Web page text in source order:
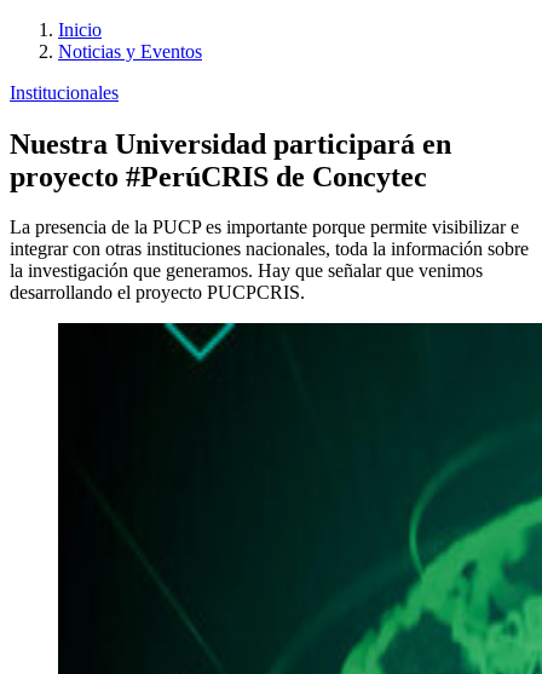
Inicio
Noticias y Eventos
Institucionales
Nuestra Universidad participará en
proyecto #PerúCRIS de Concytec
La presencia de la PUCP es importante porque permite visibilizar e
integrar con otras instituciones nacionales, toda la información sobre
la investigación que generamos. Hay que señalar que venimos
desarrollando el proyecto PUCPCRIS.